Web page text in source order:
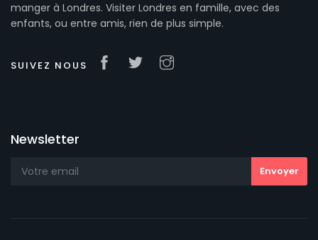
manger à Londres. Visiter Londres en famille, avec des
enfants, ou entre amis, rien de plus simple.
SUIVEZ NOUS
Newsletter